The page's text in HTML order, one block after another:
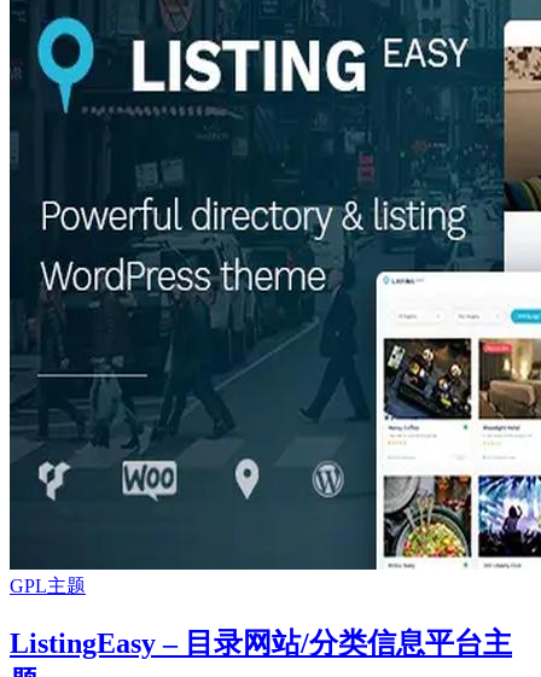
GPL主题
ListingEasy – 目录网站/分类信息平台主